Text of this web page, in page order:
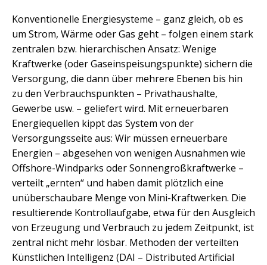
Konventionelle Energiesysteme – ganz gleich, ob es
um Strom, Wärme oder Gas geht – folgen einem stark
zentralen bzw. hierarchischen Ansatz: Wenige
Kraftwerke (oder Gaseinspeisungspunkte) sichern die
Versorgung, die dann über mehrere Ebenen bis hin
zu den Verbrauchspunkten – Privathaushalte,
Gewerbe usw. – geliefert wird. Mit erneuerbaren
Energiequellen kippt das System von der
Versorgungsseite aus: Wir müssen erneuerbare
Energien – abgesehen von wenigen Ausnahmen wie
Offshore-Windparks oder Sonnengroßkraftwerke –
verteilt „ernten“ und haben damit plötzlich eine
unüberschaubare Menge von Mini-Kraftwerken. Die
resultierende Kontrollaufgabe, etwa für den Ausgleich
von Erzeugung und Verbrauch zu jedem Zeitpunkt, ist
zentral nicht mehr lösbar. Methoden der verteilten
Künstlichen Intelligenz (DAI – Distributed Artificial